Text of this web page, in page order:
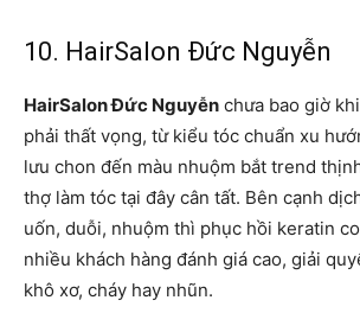
10. HairSalon Đức Nguyễn
HairSalon Đức Nguyễn chưa bao giờ
phải thất vọng, từ kiểu tóc chuẩn xu
lưu chon đến màu nhuộm bắt trend
thợ làm tóc tại đây cân tất. Bên cạnh
uốn, duỗi, nhuộm thì phục hồi keratin
nhiều khách hàng đánh giá cao, giải
khô xơ, cháy hay nhũn.